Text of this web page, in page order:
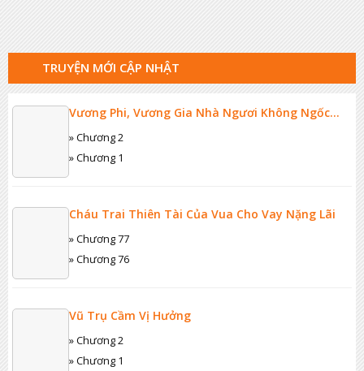
TRUYỆN MỚI CẬP NHẬT
Vương Phi, Vương Gia Nhà Ngươi Không Ngốc
» Chương 2
» Chương 1
Cháu Trai Thiên Tài Của Vua Cho Vay Nặng Lãi
» Chương 77
» Chương 76
Vũ Trụ Cầm Vị Hưởng
» Chương 2
» Chương 1